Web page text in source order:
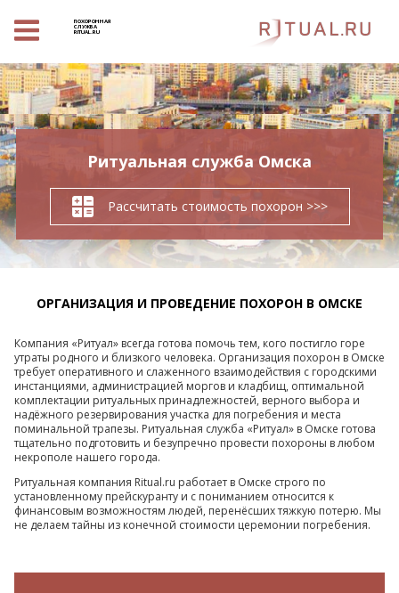
ПОХОРОННАЯ
СЛУЖБА
RITUAL.RU
Ритуальная служба Омска
Рассчитать стоимость похорон >>>
ОРГАНИЗАЦИЯ И ПРОВЕДЕНИЕ ПОХОРОН В ОМСКЕ
Компания «Ритуал» всегда готова помочь тем, кого постигло горе
утраты родного и близкого человека. Организация похорон в Омске
требует оперативного и слаженного взаимодействия с городскими
инстанциями, администрацией моргов и кладбищ, оптимальной
комплектации ритуальных принадлежностей, верного выбора и
надёжного резервирования участка для погребения и места
поминальной трапезы. Ритуальная служба «Ритуал» в Омске готова
тщательно подготовить и безупречно провести похороны в любом
некрополе нашего города.
Ритуальная компания Ritual.ru работает в Омске строго по
установленному прейскуранту и с пониманием относится к
финансовым возможностям людей, перенёсших тяжкую потерю. Мы
не делаем тайны из конечной стоимости церемонии погребения.